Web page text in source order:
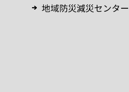
地域防災減災センター